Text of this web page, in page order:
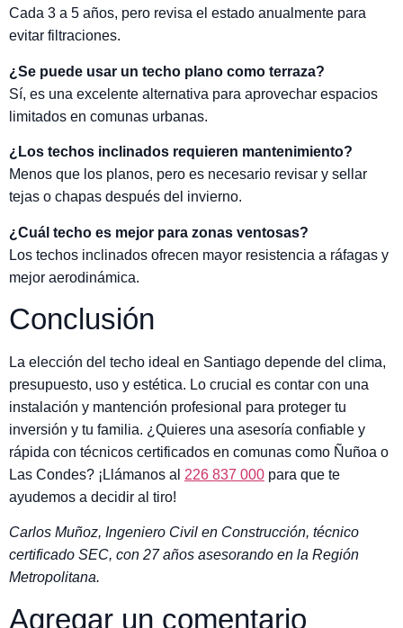
Cada 3 a 5 años, pero revisa el estado anualmente para
evitar filtraciones.
¿Se puede usar un techo plano como terraza?
Sí, es una excelente alternativa para aprovechar espacios
limitados en comunas urbanas.
¿Los techos inclinados requieren mantenimiento?
Menos que los planos, pero es necesario revisar y sellar
tejas o chapas después del invierno.
¿Cuál techo es mejor para zonas ventosas?
Los techos inclinados ofrecen mayor resistencia a ráfagas y
mejor aerodinámica.
Conclusión
La elección del techo ideal en Santiago depende del clima,
presupuesto, uso y estética. Lo crucial es contar con una
instalación y mantención profesional para proteger tu
inversión y tu familia. ¿Quieres una asesoría confiable y
rápida con técnicos certificados en comunas como Ñuñoa o
Las Condes? ¡Llámanos al 226 837 000 para que te
ayudemos a decidir al tiro!
Carlos Muñoz, Ingeniero Civil en Construcción, técnico
certificado SEC, con 27 años asesorando en la Región
Metropolitana.
Agregar un comentario